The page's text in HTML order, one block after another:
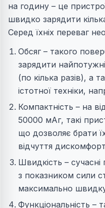
на годину – це
швидко зарядити
Серед їхніх переваг
Обсяг – такого
зарядити
(по кілька разів), а
істотної техніки,
Компактність – на
50000 мАг, такі
що дозволяє брати
відчуття
Швидкість –
з показником сили
максимально
Функціональність –